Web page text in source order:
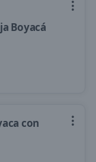
Boyacá
con